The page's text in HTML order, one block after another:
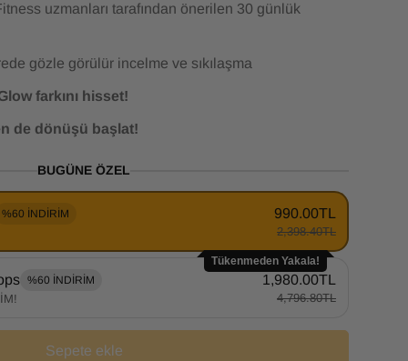
uzmanları tarafından önerilen 30 günlük
gözle görülür incelme ve sıkılaşma
farkını hisset!
de dönüşü başlat!
BUGÜNE ÖZEL
%60 İNDİRİM 990.00TL
2,398.40TL
Tükenmeden Yakala!
%60 İNDİRİM 1,980.00TL
4,796.80TL
Sepete ekle